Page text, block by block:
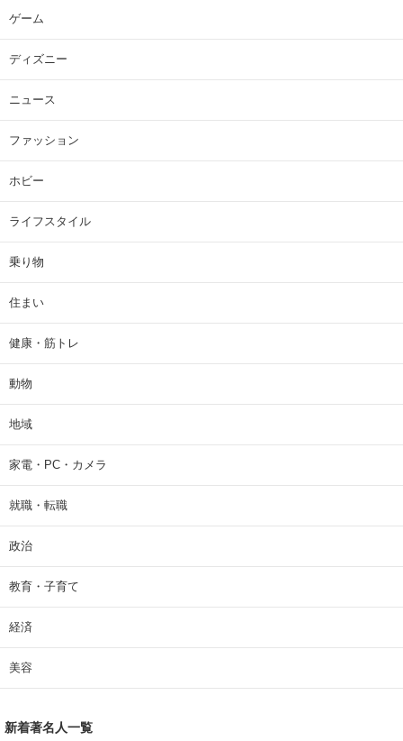
ゲーム
ディズニー
ニュース
ファッション
ホビー
ライフスタイル
乗り物
住まい
健康・筋トレ
動物
地域
家電・PC・カメラ
就職・転職
政治
教育・子育て
経済
美容
新着著名人一覧